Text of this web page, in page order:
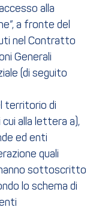
alla
a fronte del
nel Contratto
Generali
(di seguito
territorio di
alla lettera a),
ed enti
quali
sottoscritto
lo schema di